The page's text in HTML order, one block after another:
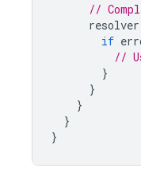
//
resolver
if
//
}
}
}
}
}